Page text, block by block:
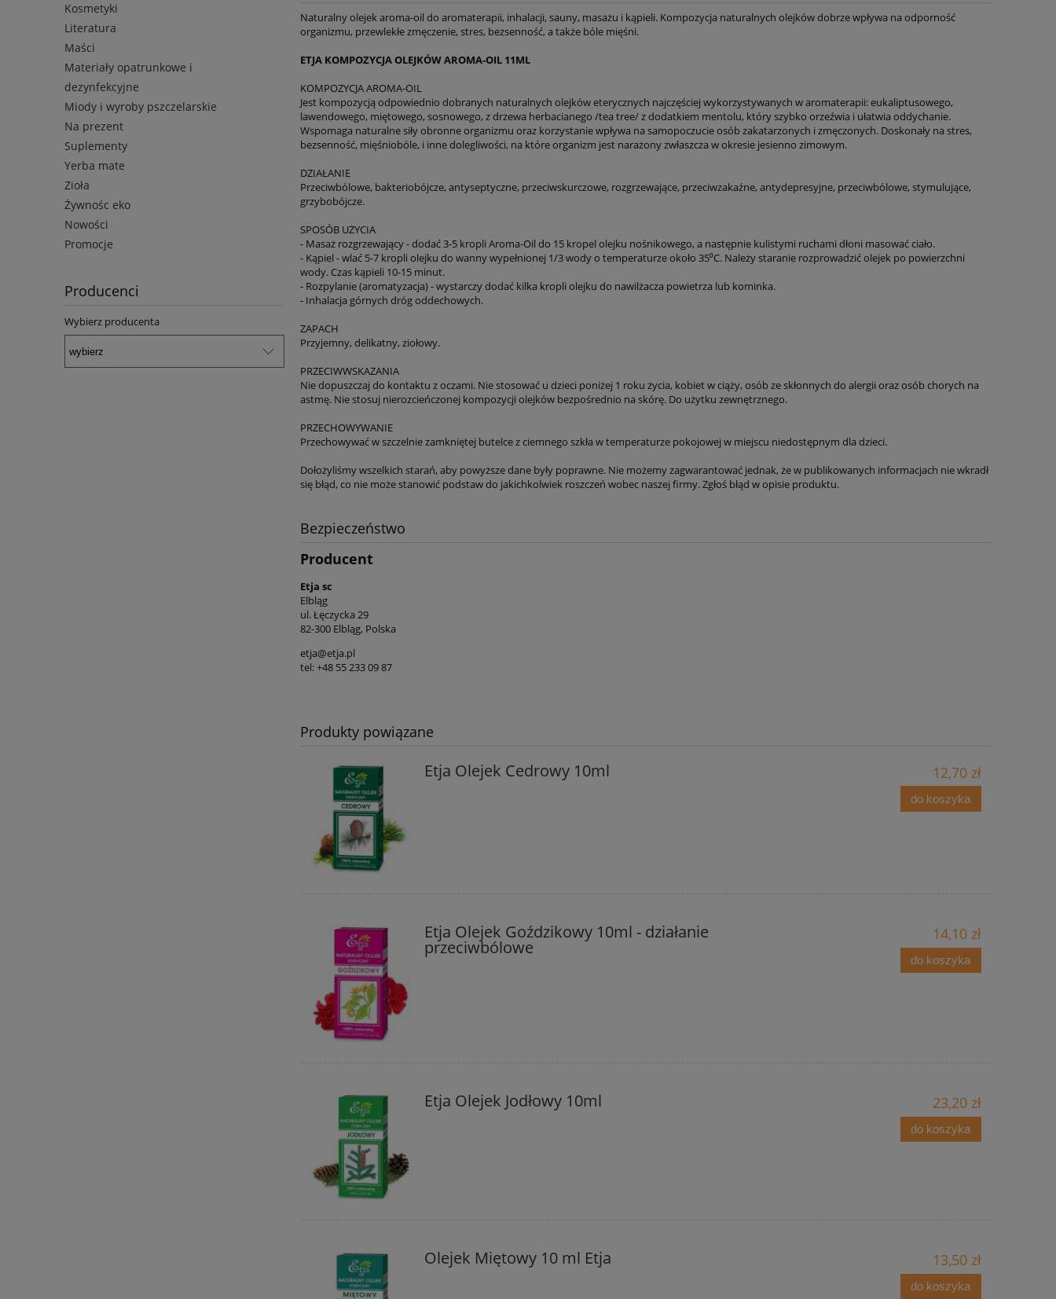
Kosmetyki
Literatura
Maści
Materiały opatrunkowe i
dezynfekcyjne
Miody i wyroby pszczelarskie
Na prezent
Suplementy
Yerba mate
Zioła
Żywnośc eko
Nowości
Promocje
Producenci
Wybierz producenta
Naturalny olejek aroma-oil do aromaterapii, inhalacji, sauny, masażu i kąpieli. Kompozycja naturalnych olejków dobrze wpływa na odporność
organizmu, przewlekłe zmęczenie, stres, bezsenność, a także bóle mięśni.
ETJA KOMPOZYCJA OLEJKÓW AROMA-OIL 11ML
KOMPOZYCJA AROMA-OIL
Jest kompozycją odpowiednio dobranych naturalnych olejków eterycznych najczęściej wykorzystywanych w aromaterapii: eukaliptusowego,
lawendowego, miętowego, sosnowego, z drzewa herbacianego /tea tree/ z dodatkiem mentolu, który szybko orzeźwia i ułatwia oddychanie.
Wspomaga naturalne siły obronne organizmu oraz korzystanie wpływa na samopoczucie osób zakatarzonych i zmęczonych. Doskonały na stres,
bezsenność, mięśniobóle, i inne dolegliwości, na które organizm jest narażony zwłaszcza w okresie jesienno zimowym.
DZIAŁANIE
Przeciwbólowe, bakteriobójcze, antyseptyczne, przeciwskurczowe, rozgrzewające, przeciwzakaźne, antydepresyjne, przeciwbólowe, stymulujące,
grzybobójcze.
SPOSÓB UŻYCIA
- Masaż rozgrzewający - dodać 3-5 kropli Aroma-Oil do 15 kropel olejku nośnikowego, a następnie kulistymi ruchami dłoni masować ciało.
- Kąpiel - wlać 5-7 kropli olejku do wanny wypełnionej 1/3 wody o temperaturze około 35⁰C. Należy staranie rozprowadzić olejek po powierzchni
wody. Czas kąpieli 10-15 minut.
- Rozpylanie (aromatyzacja) - wystarczy dodać kilka kropli olejku do nawilżacza powietrza lub kominka.
- Inhalacja górnych dróg oddechowych.
ZAPACH
Przyjemny, delikatny, ziołowy.
PRZECIWWSKAZANIA
Nie dopuszczaj do kontaktu z oczami. Nie stosować u dzieci poniżej 1 roku życia, kobiet w ciąży, osób ze skłonnych do alergii oraz osób chorych na
astmę. Nie stosuj nierozcieńczonej kompozycji olejków bezpośrednio na skórę. Do użytku zewnętrznego.
PRZECHOWYWANIE
Przechowywać w szczelnie zamkniętej butelce z ciemnego szkła w temperaturze pokojowej w miejscu niedostępnym dla dzieci.
Dołożyliśmy wszelkich starań, aby powyższe dane były poprawne. Nie możemy zagwarantować jednak, że w publikowanych informacjach nie wkradł
się błąd, co nie może stanowić podstaw do jakichkolwiek roszczeń wobec naszej firmy. Zgłoś błąd w opisie produktu.
Bezpieczeństwo
Producent
Etja sc
Elbląg
ul. Łęczycka 29
82-300 Elbląg, Polska
etja@etja.pl
tel: +48 55 233 09 87
Produkty powiązane
Etja Olejek Cedrowy 10ml 12,70 zł
do koszyka
Etja Olejek Goździkowy 10ml - działanie
przeciwbólowe
14,10 zł
do koszyka
Etja Olejek Jodłowy 10ml 23,20 zł
do koszyka
Olejek Miętowy 10 ml Etja 13,50 zł
do koszyka